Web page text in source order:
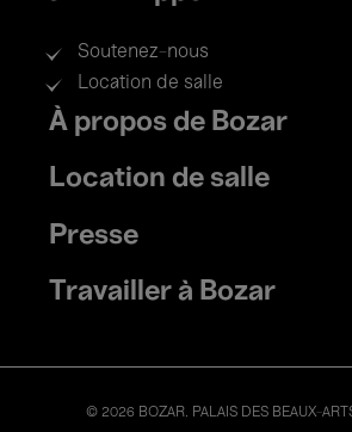
Soutenez-nous
Location de salle
Footer
menu
À propos de Bozar
Location de salle
Presse
Travailler à Bozar
© 2026 BOZAR. PALAIS DES BEAUX-